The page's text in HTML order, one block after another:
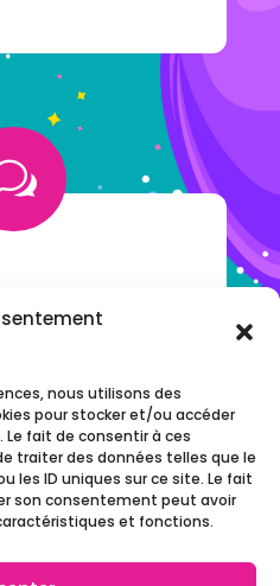
nous utilisons des
pour stocker et/ou accéder
fait de consentir à ces
traiter des données telles que le
les ID uniques sur ce site. Le fait
son consentement peut avoir
et fonctions.
F.A.Q